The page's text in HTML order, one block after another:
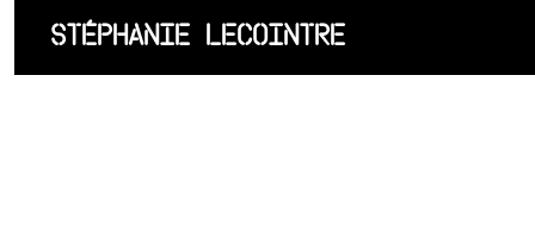
ACCUEIL
LISTE DES
STÉPHANIE LECOINTRE